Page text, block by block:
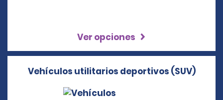
Ver opciones
Vehículos utilitarios deportivos (SUV)